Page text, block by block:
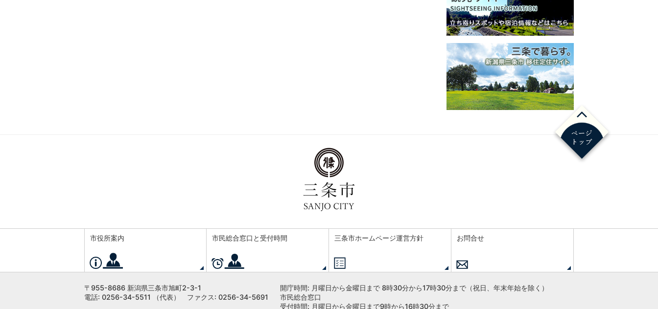
市役所案内 市民総合窓口と受付時間 三条市ホームページ運営方針 お問合せ
〒955-8686 新潟県三条市旭町2-3-1
電話: 0256-34-5511 （代表） ファクス: 0256-34-5691
開庁時間: 月曜日から金曜日まで 8時30分から17時30分まで （祝日、年末年始を除く）
市民総合窓口
受付時間: 月曜日から金曜日まで9時から16時30分まで